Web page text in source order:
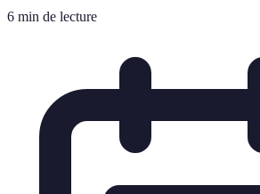
6 min de lecture